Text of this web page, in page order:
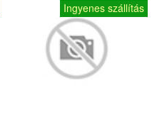
Ingyenes szállítás